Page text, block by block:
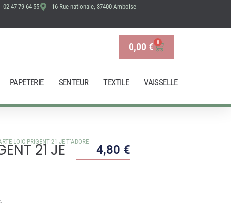
02 47 79 64 55 16 Rue nationale, 37400 Amboise
0,00 € 0
Panier
PAPETERIE SENTEUR TEXTILE VAISSELLE
LOIC PRIGENT 21 JE T’ADORE
21 JE 4,80 €
PRIGENT
JE